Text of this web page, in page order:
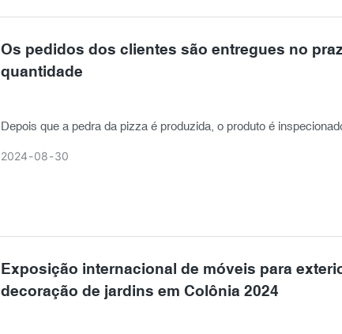
Os pedidos dos clientes são entregues no
quantidade
Depois que a pedra da pizza é produzida, o produto é inspecionado e polido antes de ser
2024 08 30
Exposição internacional de móveis para
decoração de jardins em Colônia 2024